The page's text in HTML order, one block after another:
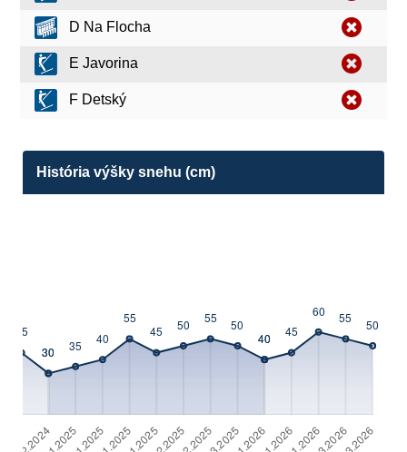
D Na Flocha
E Javorina
F Detský
História výšky snehu (cm)